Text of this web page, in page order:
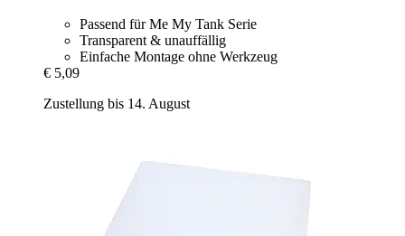
Passend für Me My Tank Serie
Transparent & unauffällig
Einfache Montage ohne Werkzeug
€ 5,09
Zustellung bis 14. August